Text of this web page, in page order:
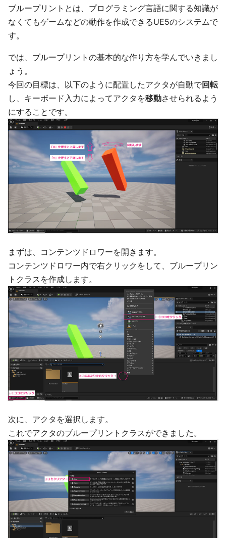
ブループリントとは、プログラミング言語に関する知識が
なくてもゲームなどの動作を作成できるUE5のシステムで
す。
では、ブループリントの基本的な作り方を学んでいきまし
ょう。
今回の目標は、以下のように配置したアクタが自動で回転
し、キーボード入力によってアクタを移動させられるよう
にすることです。
まずは、コンテンツドロワーを開きます。
コンテンツドロワー内で右クリックをして、ブループリン
トクラスを作成します。
次に、アクタを選択します。
これでアクタのブループリントクラスができました。